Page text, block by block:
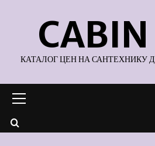
содержимому
КАТАЛОГ ЦЕН НА САНТЕХНИКУ
меню